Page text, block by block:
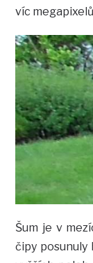
víc
Šum je v
čipy posunuly